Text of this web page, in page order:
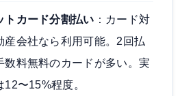
トカード分割払い ：カード対
産会社なら利用可能。2回払
数料無料のカードが多い。実
12〜15%程度。